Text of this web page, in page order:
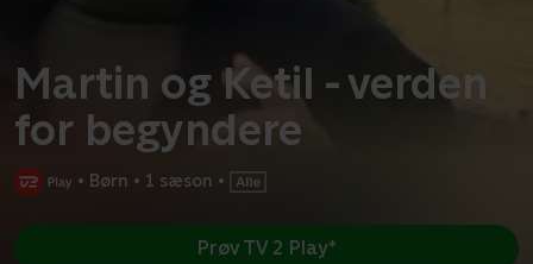
Martin og Ketil - verden
for begyndere
• Børn • 1 sæson •
Prøv TV 2 Play*